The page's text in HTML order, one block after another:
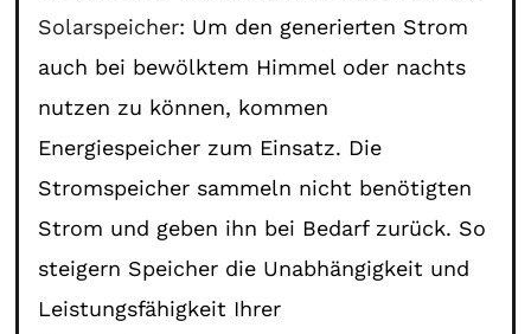
Solarspeicher: Um den generierten Strom
auch bei bewölktem Himmel oder nachts
nutzen zu können, kommen
Energiespeicher zum Einsatz. Die
Stromspeicher sammeln nicht benötigten
Strom und geben ihn bei Bedarf zurück. So
steigern Speicher die Unabhängigkeit und
Leistungsfähigkeit Ihrer